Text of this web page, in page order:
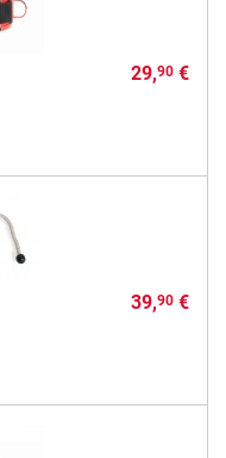
29,90€
39,90€